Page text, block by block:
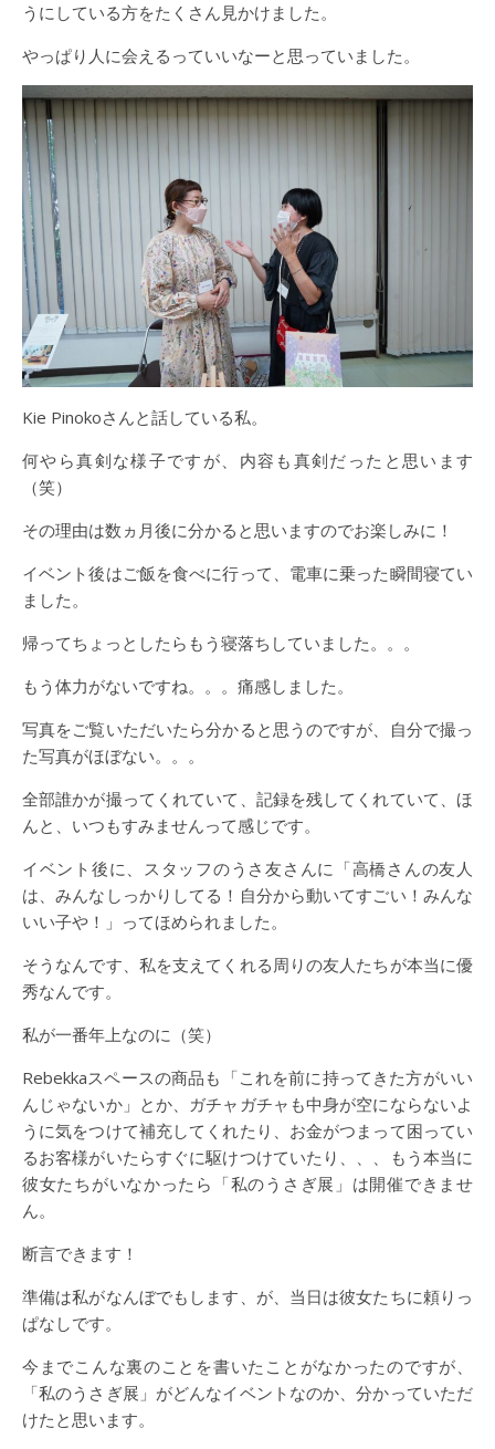
うにしている方をたくさん見かけました。
やっぱり人に会えるっていいなーと思っていました。
Kie Pinokoさんと話している私。
何やら真剣な様子ですが、内容も真剣だったと思います
（笑）
その理由は数ヵ月後に分かると思いますのでお楽しみに！
イベント後はご飯を食べに行って、電車に乗った瞬間寝てい
ました。
帰ってちょっとしたらもう寝落ちしていました。。。
もう体力がないですね。。。痛感しました。
写真をご覧いただいたら分かると思うのですが、自分で撮っ
た写真がほぼない。。。
全部誰かが撮ってくれていて、記録を残してくれていて、ほ
んと、いつもすみませんって感じです。
イベント後に、スタッフのうさ友さんに「高橋さんの友人
は、みんなしっかりしてる！自分から動いてすごい！みんな
いい子や！」ってほめられました。
そうなんです、私を支えてくれる周りの友人たちが本当に優
秀なんです。
私が一番年上なのに（笑）
Rebekkaスペースの商品も「これを前に持ってきた方がいい
んじゃないか」とか、ガチャガチャも中身が空にならないよ
うに気をつけて補充してくれたり、お金がつまって困ってい
るお客様がいたらすぐに駆けつけていたり、、、もう本当に
彼女たちがいなかったら「私のうさぎ展」は開催できませ
ん。
断言できます！
準備は私がなんぼでもします、が、当日は彼女たちに頼りっ
ぱなしです。
今までこんな裏のことを書いたことがなかったのですが、
「私のうさぎ展」がどんなイベントなのか、分かっていただ
けたと思います。